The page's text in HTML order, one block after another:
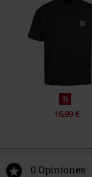
%
16,99 €
0 Opiniones